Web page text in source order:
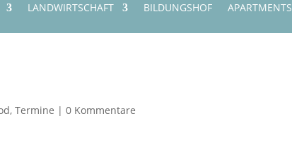
LANDWIRTSCHAFT BILDUNGSHOF APARTMENTS
,Termine |0 Kommentare